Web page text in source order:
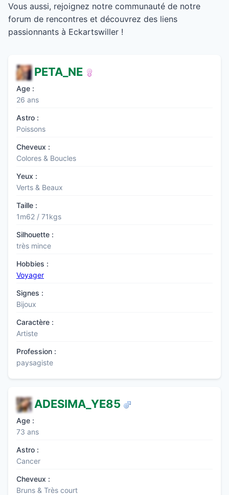
Vous aussi, rejoignez notre communauté de notre
forum de rencontres et découvrez des liens
passionnants à Eckartswiller !
PETA_NE
Age :
26 ans
Astro :
Poissons
Cheveux :
Colores & Boucles
Yeux :
Verts & Beaux
Taille :
1m62 / 71kgs
Silhouette :
très mince
Hobbies :
Voyager
Signes :
Bijoux
Caractère :
Artiste
Profession :
paysagiste
ADESIMA_YE85
Age :
73 ans
Astro :
Cancer
Cheveux :
Bruns & Très court